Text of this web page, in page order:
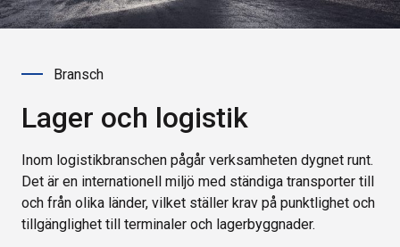
Bransch
Lager och logistik
Inom logistikbranschen pågår verksamheten dygnet runt.
Det är en internationell miljö med ständiga transporter till
och från olika länder, vilket ställer krav på punktlighet och
tillgänglighet till terminaler och lagerbyggnader.